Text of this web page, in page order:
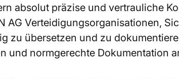
absolut präzise und vertrauliche
AG Verteidigungsorganisationen,
zu übersetzen und zu
und normgerechte Dokumentation